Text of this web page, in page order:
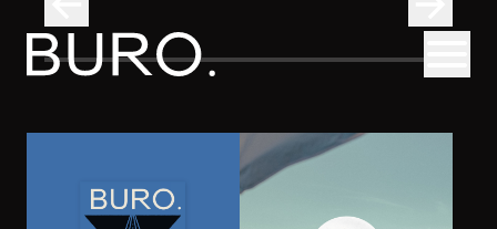
BURO.
NAJČISTIJA KUPALIŠTA U SRBIJI KOJA